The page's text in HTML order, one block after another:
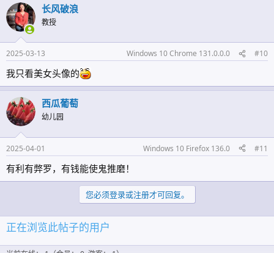
关于寄宿制学校晚自习是否因纳入常规教学管理而取消教师补贴的问
题，需要从政策法规、教育实践和教师权益三个维度进行具体辨析，以
下为专业分析：
---
### **一、政策法规层面的界定**
1. **常规教学 ≠ 无偿劳动**
根据《教师法》第六条和《中小学教师工作量标准指导意见》，教师法
定工作时间每日不超过8小时。寄宿制学校晚自习通常超过此标准：
- **例**：某寄宿中学教师日间授课6课时（4.5小时），晚自习2小时值
守已构成超时工作
- **法理依据**：教育部等八部门《关于进一步激发中小学办学活力的
若干意见》（教基〔2020〕7号）明确要求"合理核定教师承担课后服务
等工作量"
教育部《义务教育学校管理标准》规定，寄宿制学校可实行"综合计算
工时制"，但需满足：
- 超时部分应依法支付加班费或安排调休
---
长风破浪
教授
2025-03-13 Windows 10 Chrome 131.0.0.0 #10
我只看美女头像的
西瓜葡萄
幼儿园
2025-04-01 Windows 10 Firefox 136.0 #11
有利有弊罗，有钱能使鬼推磨！
您必须登录或注册才可回复。
正在浏览此帖子的用户